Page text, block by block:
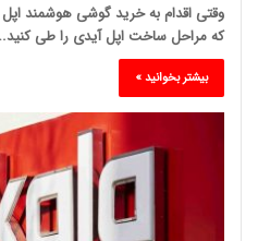
وقتی اقدام به خرید گوشی هوشمند
که مراحل ساخت اپل آیدی را طی
بیشتر بخوانید »